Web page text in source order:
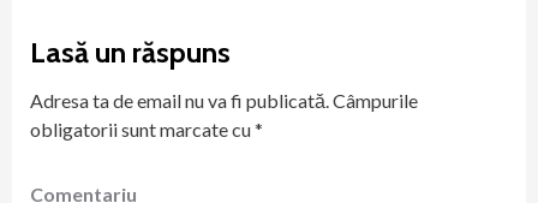
Lasă un răspuns
Adresa ta de email nu va fi publicată.Câmpurile
obligatorii sunt marcate cu*
Comentariu